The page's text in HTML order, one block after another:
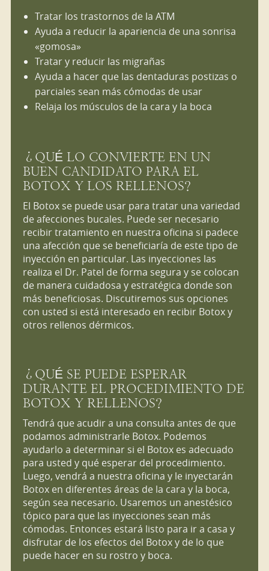
Tratar los trastornos de la ATM
Ayuda a reducir la apariencia de una sonrisa
«gomosa»
Tratar y reducir las migrañas
Ayuda a hacer que las dentaduras postizas o
parciales sean más cómodas de usar
Relaja los músculos de la cara y la boca
¿QUÉ LO CONVIERTE EN UN
BUEN CANDIDATO PARA EL
BOTOX Y LOS RELLENOS?
El Botox se puede usar para tratar una variedad
de afecciones bucales. Puede ser necesario
recibir tratamiento en nuestra oficina si padece
una afección que se beneficiaría de este tipo de
inyección en particular. Las inyecciones las
realiza el Dr. Patel de forma segura y se colocan
de manera cuidadosa y estratégica donde son
más beneficiosas. Discutiremos sus opciones
con usted si está interesado en recibir Botox y
otros rellenos dérmicos.
¿QUÉ SE PUEDE ESPERAR
DURANTE EL PROCEDIMIENTO DE
BOTOX Y RELLENOS?
Tendrá que acudir a una consulta antes de que
podamos administrarle Botox. Podemos
ayudarlo a determinar si el Botox es adecuado
para usted y qué esperar del procedimiento.
Luego, vendrá a nuestra oficina y le inyectarán
Botox en diferentes áreas de la cara y la boca,
según sea necesario. Usaremos un anestésico
tópico para que las inyecciones sean más
cómodas. Entonces estará listo para ir a casa y
disfrutar de los efectos del Botox y de lo que
puede hacer en su rostro y boca.